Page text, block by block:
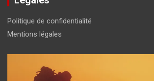
Politique de confidentialité
Mentions légales